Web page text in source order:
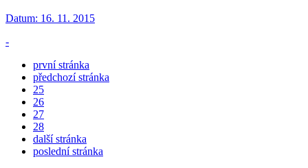
Datum: 16. 11. 2015
-
první stránka
předchozí stránka
25
26
27
28
další stránka
poslední stránka